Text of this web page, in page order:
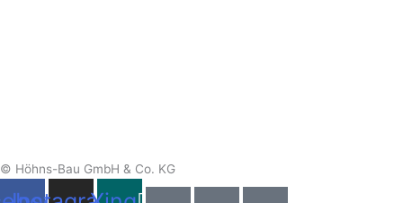
© Höhns-Bau GmbH & Co. KG